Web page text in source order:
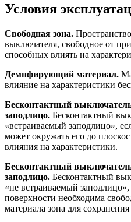
Условия
Свободная зона.
выключателя, свободное от
способных влиять на
Демпфирующий материал.
влияние на характеристики
Бесконтактный
заподлицо. Бесконтактный
«встраиваемый заподлицо»,
может окружать его до
влияния на характеристики.
Бесконтактный
заподлицо. Бесконтактный
«не встраиваемый
поверхности необходима
материала зона для